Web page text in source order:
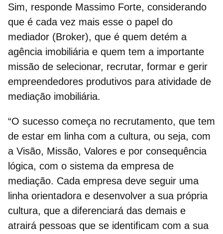
Sim, responde Massimo Forte, considerando
que é cada vez mais esse o papel do
mediador (Broker), que é quem detém a
agência imobiliária e quem tem a importante
missão de selecionar, recrutar, formar e gerir
empreendedores produtivos para atividade de
mediação imobiliária.
“O sucesso começa no recrutamento, que tem
de estar em linha com a cultura, ou seja, com
a Visão, Missão, Valores e por consequência
lógica, com o sistema da empresa de
mediação. Cada empresa deve seguir uma
linha orientadora e desenvolver a sua própria
cultura, que a diferenciará das demais e
atrairá pessoas que se identificam com a sua